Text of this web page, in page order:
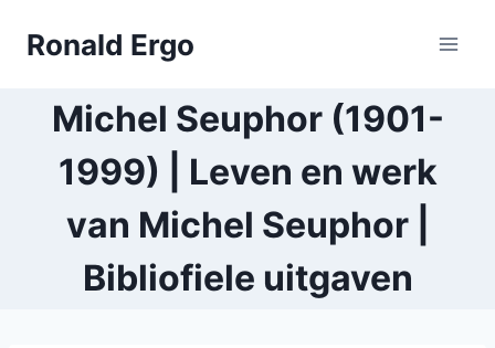
naarRonald Ergo
Michel Seuphor (1901-
1999) | Leven en werk
van Michel Seuphor |
Bibliofiele uitgaven